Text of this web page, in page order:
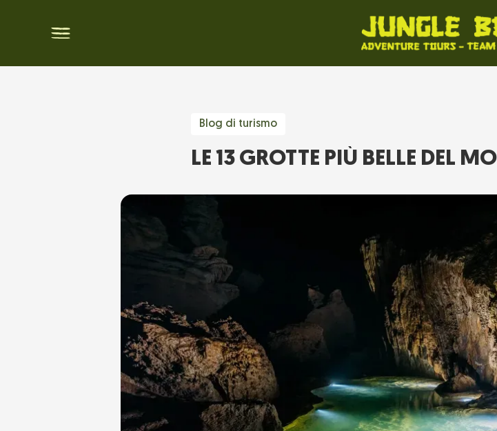
Blog di turismo
LE 13 GROTTE PIÙ BELLE DEL